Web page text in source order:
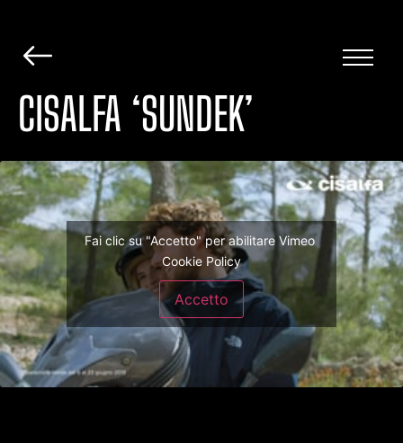
CISALFA ‘SUNDEK’
Fai clic su "Accetto" per abilitare Vimeo
Cookie Policy
Accetto